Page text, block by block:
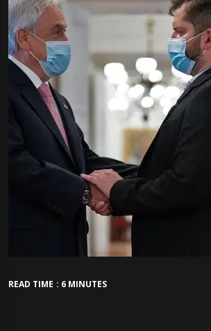
READ TIME : 6 MINUTES